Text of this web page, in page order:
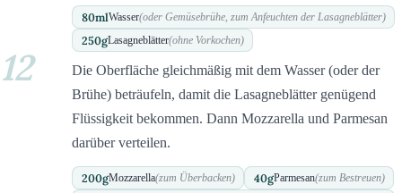
80mlWasser(oder Gemüsebrühe, zum Anfeuchten der Lasagneblätter)
250gLasagneblätter(ohne Vorkochen)
12
Die Oberfläche gleichmäßig mit dem Wasser (oder der
Brühe) beträufeln, damit die Lasagneblätter genügend
Flüssigkeit bekommen. Dann Mozzarella und Parmesan
darüber verteilen.
200gMozzarella(zum Überbacken) 40gParmesan(zum Bestreuen)